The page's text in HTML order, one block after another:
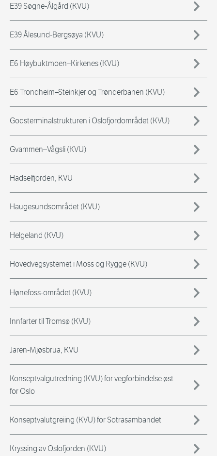
E39 Søgne-Ålgård (KVU)
E39 Ålesund-Bergsøya (KVU)
E6 Høybuktmoen–Kirkenes (KVU)
E6 Trondheim–Steinkjer og Trønderbanen (KVU)
Godsterminalstrukturen i Oslofjordområdet (KVU)
Gvammen–Vågsli (KVU)
Hadselfjorden, KVU
Haugesundsområdet (KVU)
Helgeland (KVU)
Hovedvegsystemet i Moss og Rygge (KVU)
Hønefoss-området (KVU)
Innfarter til Tromsø (KVU)
Jaren-Mjøsbrua, KVU
Konseptvalgutredning (KVU) for vegforbindelse øst
for Oslo
Konseptvalutgreiing (KVU) for Sotrasambandet
Kryssing av Oslofjorden (KVU)